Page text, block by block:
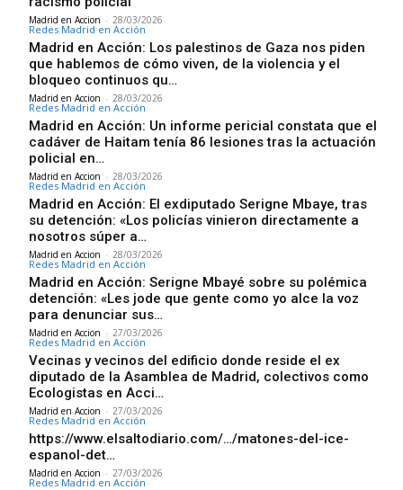
Madrid en Accion - 28/03/2026
Redes Madrid en Acción
Madrid en Acción: Los palestinos de Gaza nos piden
que hablemos de cómo viven, de la violencia y el
bloqueo continuos qu…
Madrid en Accion - 28/03/2026
Redes Madrid en Acción
Madrid en Acción: Un informe pericial constata que el
cadáver de Haitam tenía 86 lesiones tras la actuación
policial en…
Madrid en Accion - 28/03/2026
Redes Madrid en Acción
Madrid en Acción: El exdiputado Serigne Mbaye, tras
su detención: «Los policías vinieron directamente a
nosotros súper a…
Madrid en Accion - 28/03/2026
Redes Madrid en Acción
Madrid en Acción: Serigne Mbayé sobre su polémica
detención: «Les jode que gente como yo alce la voz
para denunciar sus…
Madrid en Accion - 27/03/2026
Redes Madrid en Acción
Vecinas y vecinos del edificio donde reside el ex
diputado de la Asamblea de Madrid, colectivos como
Ecologistas en Acci…
Madrid en Accion - 27/03/2026
Redes Madrid en Acción
https://www.elsaltodiario.com/…/matones-del-ice-
espanol-det…
Madrid en Accion - 27/03/2026
Redes Madrid en Acción